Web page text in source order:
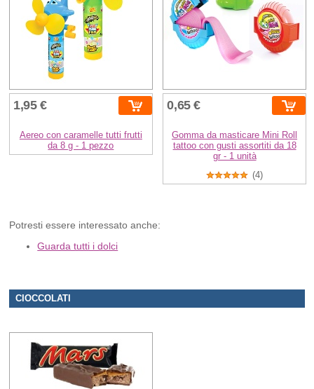
1,95 €
Aereo con caramelle tutti frutti
da 8 g - 1 pezzo
0,65 €
Gomma da masticare Mini Roll
tattoo con gusti assortiti da 18
gr - 1 unità
(4)
Potresti essere interessato anche:
Guarda tutti i dolci
CIOCCOLATI